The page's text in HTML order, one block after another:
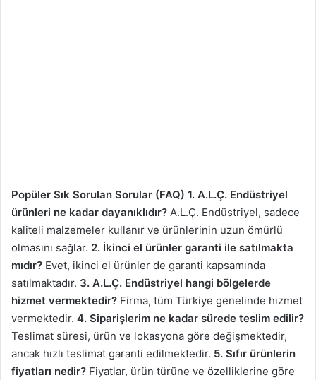
Popüler Sık Sorulan Sorular (FAQ) 1. A.L.Ç. Endüstriyel
ürünleri ne kadar dayanıklıdır? A.L.Ç. Endüstriyel, sadece
kaliteli malzemeler kullanır ve ürünlerinin uzun ömürlü
olmasını sağlar. 2. İkinci el ürünler garanti ile satılmakta
mıdır? Evet, ikinci el ürünler de garanti kapsamında
satılmaktadır. 3. A.L.Ç. Endüstriyel hangi bölgelerde
hizmet vermektedir? Firma, tüm Türkiye genelinde hizmet
vermektedir. 4. Siparişlerim ne kadar sürede teslim edilir?
Teslimat süresi, ürün ve lokasyona göre değişmektedir,
ancak hızlı teslimat garanti edilmektedir. 5. Sıfır ürünlerin
fiyatları nedir? Fiyatlar, ürün türüne ve özelliklerine göre